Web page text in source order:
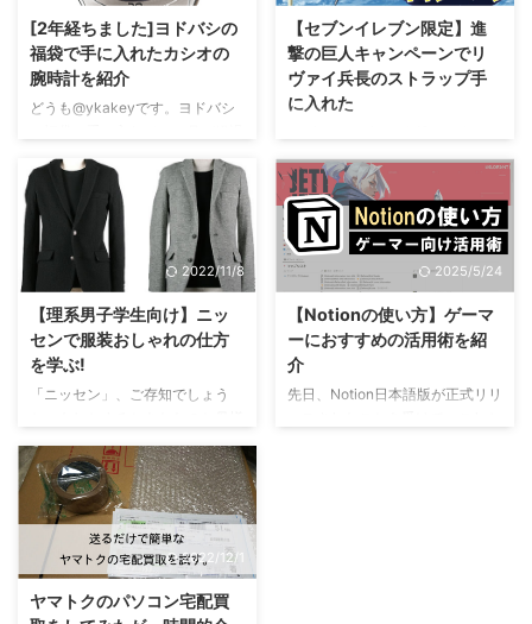
[2年経ちました]ヨドバシの
福袋で手に入れたカシオの
腕時計を紹介
どうも@ykakeyです。ヨドバシ
し、一番使っている物の紹介、簡
単なレビューをします。 カシオ
の腕時計 ひょ、ひょえ～～～～
～～～ Amazonだとこんな感じで
す。 世界6局の電波を受信するマ
ルチバンド6を搭載したクロノグ
ラフタフソーラー電波時計です。
今回付属のツールで簡単にアジャ
ストが可能なバンドを採用し、装
着感を向上。カレンダーのほか、
ワールドタイムや時刻アラームな
気圧防水仕様になっています。
ステンレス製の大 ...
【セブンイレブン限定】進
撃の巨人キャンペーンでリ
ヴァイ兵長のストラップ手
に入れた
ボ商品を見つけたので紹介しま
す。 手に入れたのはリヴァイ兵
長！ リフレクターチェーンなの
で、見る角度によって光のあたり
方が変化します。下の写真だと光
が当たらずに暗めの印象になって
は全10種！ エレン・イェーガー
（2種） リヴァイ（2種） ミカ
サ・アッカーマン ミカサ・アッ
カーマン / サシャ・ブラウス アル
2022/11/8
【理系男子学生向け】ニッ
センで服装おしゃれの仕方
を学ぶ!
「ニッセン」、ご存知でしょう
が季節ごとに送られているかもし
れません。今回は上半身、上着の
服を紹介しようと思います。 ニ
ッセンはファッション雑誌が恥ず
かしくて買えない自分のためのフ
ァッション雑誌 私がカタログを
見るようになったのは大学一年生
2025/5/24
【Notionの使い方】ゲーマ
ーにおすすめの活用術を紹
介
先日、Notion日本語版が正式リリ
2022/12/1
ヤマトクのパソコン宅配買